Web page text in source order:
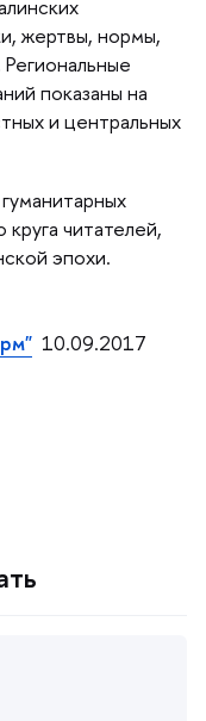
жертвы, нормы,
показаны на
и центральных
читателей,
эпохи.
10.09.2017